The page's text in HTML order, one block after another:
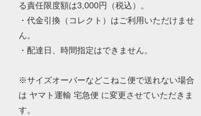
る責任限度額は3,000円（税込）。
・代金引換（コレクト）はご利用いただけませ
ん。
・配達日、時間指定はできません。
※サイズオーバーなどこねこ便で送れない場合
は ヤマト運輸 宅急便 に変更させていただきま
す。